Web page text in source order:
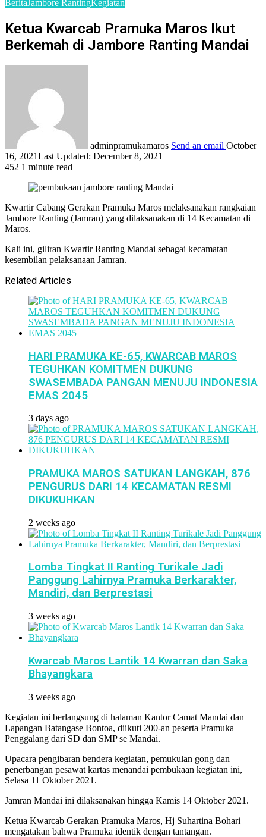
BeritaJambore RantingKegiatan
Ketua Kwarcab Pramuka Maros Ikut
Berkemah di Jambore Ranting Mandai
adminpramukamaros Send an email October
16, 2021Last Updated: December 8, 2021
452 1 minute read
Kwartir Cabang Gerakan Pramuka Maros melaksanakan rangkaian
Jambore Ranting (Jamran) yang dilaksanakan di 14 Kecamatan di
Maros.
Kali ini, giliran Kwartir Ranting Mandai sebagai kecamatan
kesembilan pelaksanaan Jamran.
Related Articles
HARI PRAMUKA KE-65, KWARCAB MAROS
TEGUHKAN KOMITMEN DUKUNG
SWASEMBADA PANGAN MENUJU INDONESIA
EMAS 2045
3 days ago
PRAMUKA MAROS SATUKAN LANGKAH, 876
PENGURUS DARI 14 KECAMATAN RESMI
DIKUKUHKAN
2 weeks ago
Lomba Tingkat II Ranting Turikale Jadi
Panggung Lahirnya Pramuka Berkarakter,
Mandiri, dan Berprestasi
3 weeks ago
Kwarcab Maros Lantik 14 Kwarran dan Saka
Bhayangkara
3 weeks ago
Kegiatan ini berlangsung di halaman Kantor Camat Mandai dan
Lapangan Batangase Bontoa, diikuti 200-an peserta Pramuka
Penggalang dari SD dan SMP se Mandai.
Upacara pengibaran bendera kegiatan, pemukulan gong dan
penerbangan pesawat kartas menandai pembukaan kegiatan ini,
Selasa 11 Oktober 2021.
Jamran Mandai ini dilaksanakan hingga Kamis 14 Oktober 2021.
Ketua Kwarcab Gerakan Pramuka Maros, Hj Suhartina Bohari
mengatakan bahwa Pramuka identik dengan tantangan.